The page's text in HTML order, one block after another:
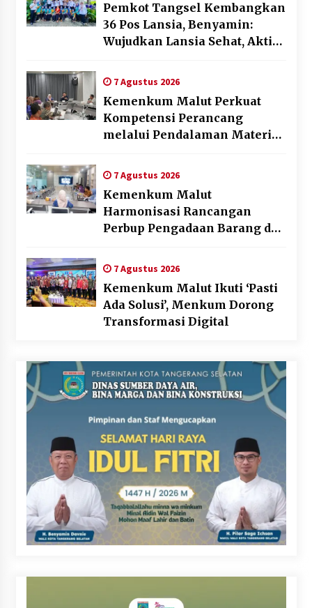
Pemkot Tangsel Kembangkan
36 Pos Lansia, Benyamin:
Wujudkan Lansia Sehat, Aktif,
7 Agustus 2026
Kemenkum Malut Perkuat
Kompetensi Perancang
melalui Pendalaman Materi
Daerah
7 Agustus 2026
Kemenkum Malut
Harmonisasi Rancangan
Perbup Pengadaan Barang dan
7 Agustus 2026
Kemenkum Malut Ikuti ‘Pasti
Ada Solusi’, Menkum Dorong
Transformasi Digital